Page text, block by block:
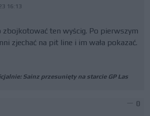
16:13
zbojkotować ten wyścig. Po pierwszym
zjechać na pit line i im wała pokazać.
Sainz przesunięty na starcie GP Las
0